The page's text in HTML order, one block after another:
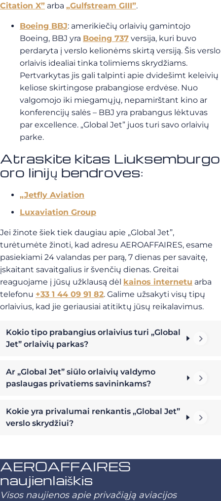
Citation X” arba „Gulfstream GIII”.
Boeing BBJ: amerikiečių orlaivių gamintojo
Boeing, BBJ yra Boeing 737 versija, kuri buvo
perdaryta į verslo kelionėms skirtą versiją. Šis verslo
orlaivis idealiai tinka tolimiems skrydžiams.
Pertvarkytas jis gali talpinti apie dvidešimt keleivių
keliose skirtingose prabangiose erdvėse. Nuo
valgomojo iki miegamųjų, nepamirštant kino ar
konferencijų salės – BBJ yra prabangus lėktuvas
par excellence. „Global Jet” juos turi savo orlaivių
parke.
Atraskite kitas Liuksemburgo
oro linijų bendroves:
„Jetfly Aviation
Luxaviation Group
Jei žinote šiek tiek daugiau apie „Global Jet”,
turėtumėte žinoti, kad adresu AEROAFFAIRES, esame
pasiekiami 24 valandas per parą, 7 dienas per savaitę,
įskaitant savaitgalius ir švenčių dienas. Greitai
reaguojame į jūsų užklausą dėl kainos internetu arba
telefonu +33 1 44 09 91 82. Galime užsakyti visų tipų
orlaivius, kad jie geriausiai atitiktų jūsų reikalavimus.
Kokio tipo prabangius orlaivius turi „Global
Jet” orlaivių parkas?
Ar „Global Jet” siūlo orlaivių valdymo
paslaugas privatiems savininkams?
Kokie yra privalumai renkantis „Global Jet”
verslo skrydžiui?
AEROAFFAIRES
naujienlaiškis
Visos naujienos apie privačiąją aviacijos